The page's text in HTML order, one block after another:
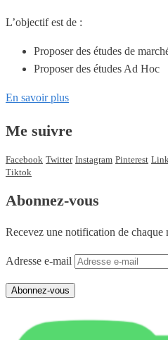
L’objectif est de :
Proposer des études de
Proposer des études Ad Hoc
En savoir plus
Me suivre
Facebook Twitter Instagram Pinterest
Tiktok
Abonnez-vous
Recevez une notification de chaque
Adresse e-mail
Abonnez-vous